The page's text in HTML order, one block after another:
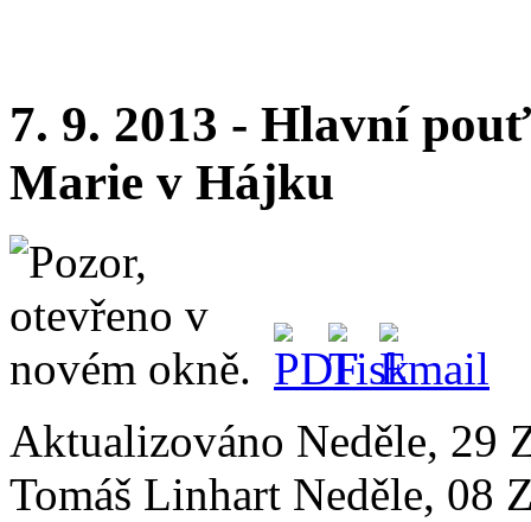
7. 9. 2013 - Hlavní
Marie v Hájku
Aktualizováno Neděle, 29
Tomáš Linhart Neděle, 08